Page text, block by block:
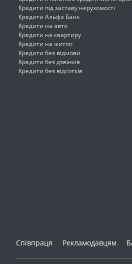
Кредити під заставу нерухомості
Кредити Альфа Банк
Кредити на авто
Кредити на квартиру
Кредити на житло
Кредити без відмови
Кредити без дзвінків
Кредити без відсотків
Співпраця Рекламодавцям